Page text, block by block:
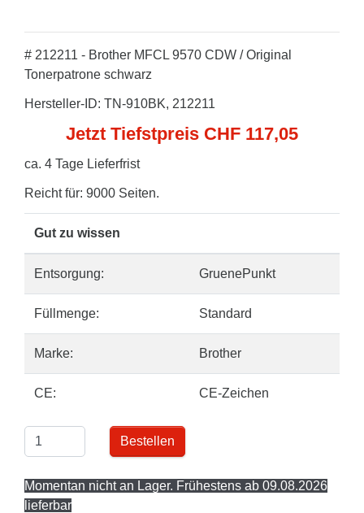
# 212211 - Brother MFCL 9570 CDW / Original
Tonerpatrone schwarz
Hersteller-ID: TN-910BK, 212211
Jetzt Tiefstpreis CHF 117,05
ca. 4 Tage Lieferfrist
Reicht für: 9000 Seiten.
Gut zu wissen
Entsorgung: GruenePunkt
Füllmenge: Standard
Marke: Brother
CE: CE-Zeichen
Bestellen
Momentan nicht an Lager. Frühestens ab 09.08.2026
lieferbar